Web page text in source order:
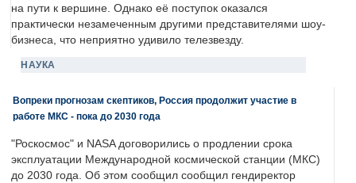
на пути к вершине. Однако её поступок оказался
практически незамеченным другими представителями шоу-
бизнеса, что неприятно удивило телезвезду.
НАУКА
Вопреки прогнозам скептиков, Россия продолжит участие в
работе МКС - пока до 2030 года
"Роскосмос" и NASA договорились о продлении срока
эксплуатации Международной космической станции (МКС)
до 2030 года. Об этом сообщил сообщил гендиректор